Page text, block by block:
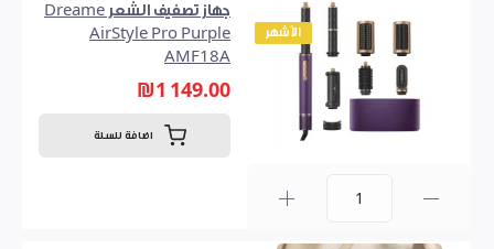
الأشهر
جهاز تصفيف الشعر Dreame
AirStyle Pro Purple
AMF18A
₪1 149.00
اضافة للسلة